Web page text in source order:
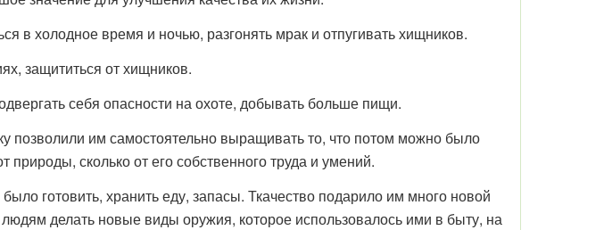
в холодное время и ночью, разгонять мрак и отпугивать хищников.
защититься от хищников.
себя опасности на охоте, добывать больше пищи.
позволили им самостоятельно выращивать то, что потом можно было
природы, сколько от его собственного труда и умений.
готовить, хранить еду, запасы. Ткачество подарило им много новой
делать новые виды оружия, которое использовалось ими в быту, на